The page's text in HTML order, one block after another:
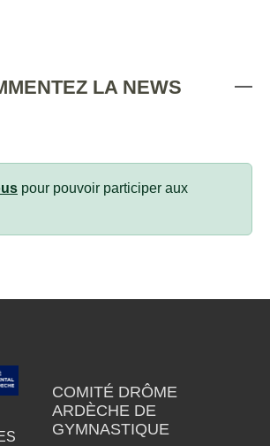
LA NEWS
pour pouvoir participer aux
COMITÉ DRÔME
ARDÈCHE DE
GYMNASTIQUE